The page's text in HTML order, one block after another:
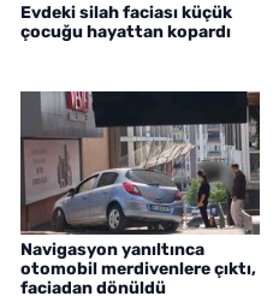
Evdeki silah faciası küçük
çocuğu hayattan kopardı
Navigasyon yanıltınca
otomobil merdivenlere çıktı,
faciadan dönüldü